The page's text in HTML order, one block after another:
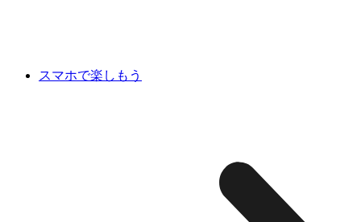
スマホで楽しもう